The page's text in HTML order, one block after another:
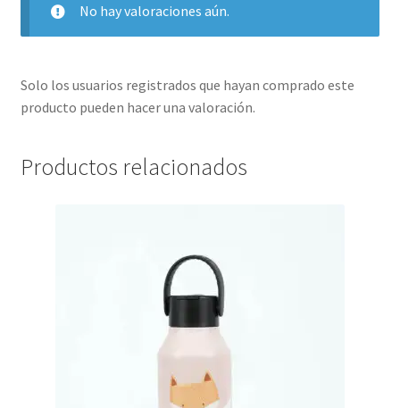
No hay valoraciones aún.
Solo los usuarios registrados que hayan comprado este
producto pueden hacer una valoración.
Productos relacionados